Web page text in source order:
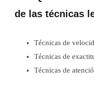
de las técnicas
Técnicas de
Técnicas de
Técnicas de